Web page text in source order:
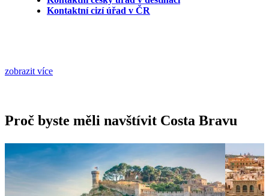
Kontaktní cizí úřad v ČR
zobrazit více
Proč byste měli navštívit Costa Bravu